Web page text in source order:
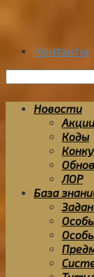
Контакты
Новости
Акции
Коды
ЛОР
База